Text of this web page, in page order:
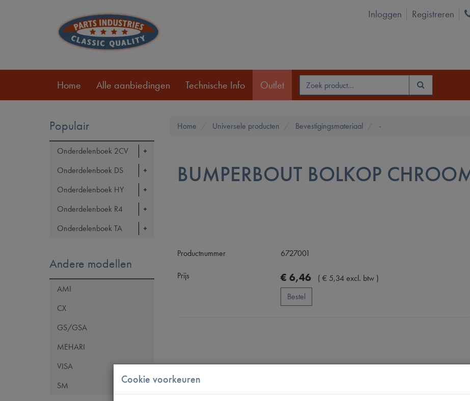
Inloggen Registreren
Home Alle aanbiedingen Technische Info Outlet
Populair
Onderdelenboek 2CV
Onderdelenboek DS
Onderdelenboek HY
Onderdelenboek R4
Onderdelenboek TA
Andere modellen
AMI
CX
GS/GSA
MEHARI
VISA
SM
Home Universele producten Bevestigingsmateriaal -
BUMPERBOUT BOLKOP
Productnummer 6727001
Prijs € 6,46 (€ 5,34excl. btw )
Bestel
Cookie voorkeuren